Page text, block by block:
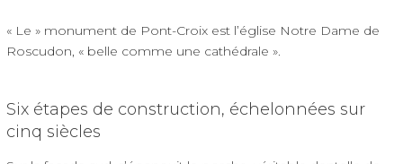
« Le » monument de Pont-Croix est l’église Notre Dame de
Roscudon, « belle comme une cathédrale ».
Six étapes de construction, échelonnées sur
cinq siècles